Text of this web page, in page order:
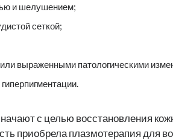
и шелушением;
сеткой;
выраженными патологическими
с целью восстановления
приобрела плазмотерапия для